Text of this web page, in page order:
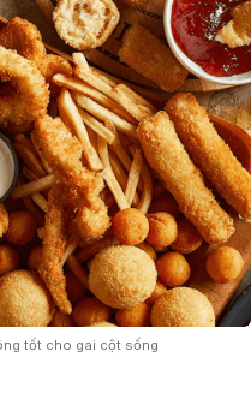
tốt cho gai cột sống